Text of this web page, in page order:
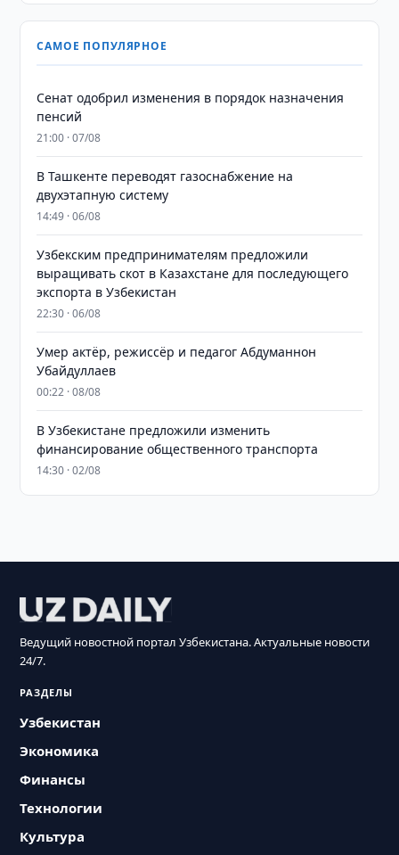
САМОЕ ПОПУЛЯРНОЕ
Сенат одобрил изменения в порядок назначения
пенсий
21:00 · 07/08
В Ташкенте переводят газоснабжение на
двухэтапную систему
14:49 · 06/08
Узбекским предпринимателям предложили
выращивать скот в Казахстане для последующего
экспорта в Узбекистан
22:30 · 06/08
Умер актёр, режиссёр и педагог Абдуманнон
Убайдуллаев
00:22 · 08/08
В Узбекистане предложили изменить
финансирование общественного транспорта
14:30 · 02/08
Ведущий новостной портал Узбекистана. Актуальные новости
24/7.
РАЗДЕЛЫ
Узбекистан
Экономика
Финансы
Технологии
Культура